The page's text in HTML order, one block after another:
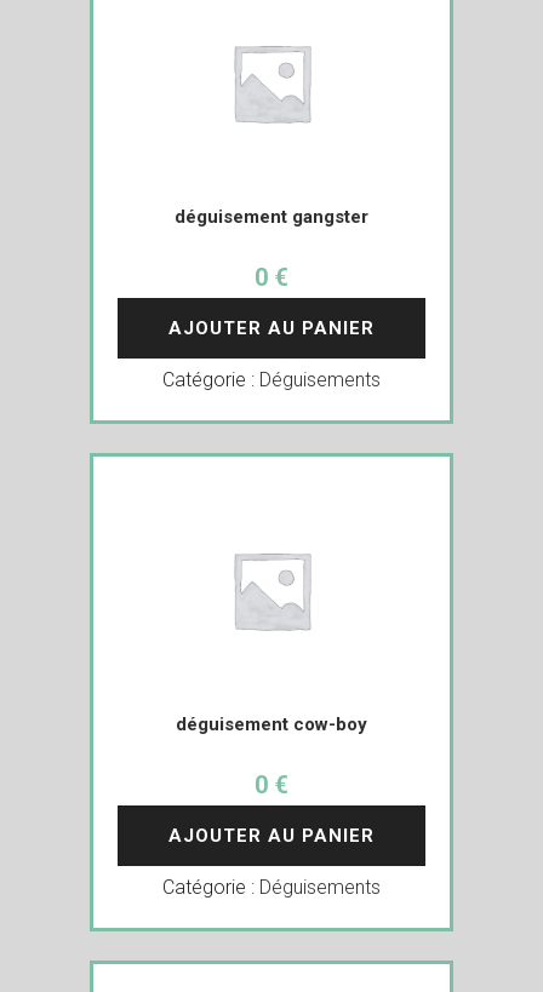
déguisement gangster
0 €
AJOUTER AU PANIER
Catégorie : Déguisements
déguisement cow-boy
0 €
AJOUTER AU PANIER
Catégorie : Déguisements